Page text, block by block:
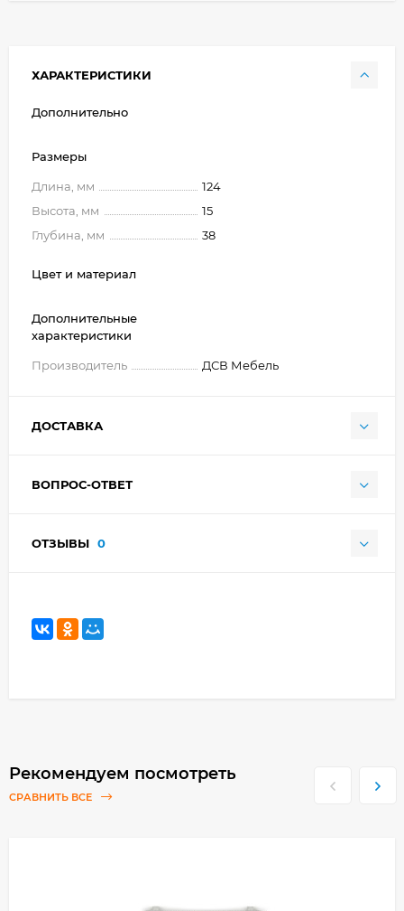
ХАРАКТЕРИСТИКИ
Дополнительно
Размеры
Длина, мм
124
Высота, мм
15
Глубина, мм
38
Цвет и материал
Дополнительные
характеристики
Производитель ДСВ Мебель
ДОСТАВКА
ВОПРОС-ОТВЕТ
ОТЗЫВЫ 0
Рекомендуем посмотреть
СРАВНИТЬ ВСЕ